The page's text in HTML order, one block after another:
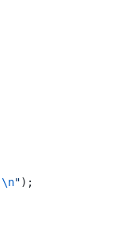
\n") ;